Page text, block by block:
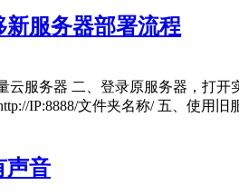
服务器部署流程
云服务器 二、登录原服务器，打
IP:8888/文件夹名称/ 五、使用
声音